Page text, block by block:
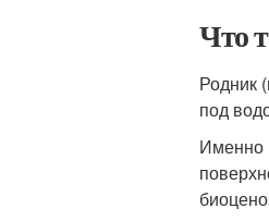
Что
Родник
под
Именно